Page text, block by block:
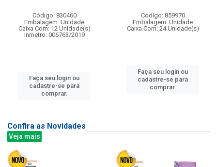
Código: 830460
Embalagem: Unidade
Caixa Com: 12 Unidade(s)
Inmetro: 006763/2019
Faça seu login ou
cadastre-se para
comprar.
Código: 859970
Embalagem: Unidade
Caixa Com: 24 Unidade(s)
Faça seu login ou
cadastre-se para
comprar.
Confira as Novidades
Veja mais